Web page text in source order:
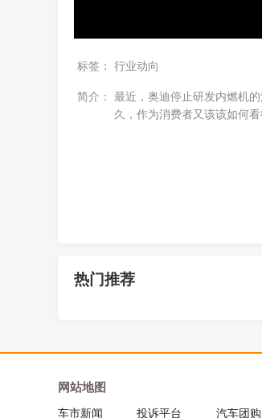
标签： 行业动向
简介：
最近，奥迪停止研发内燃机
久，作为消费者又该该如何
热门推荐
网站地图
车市新闻 投诉平台 汽车团购